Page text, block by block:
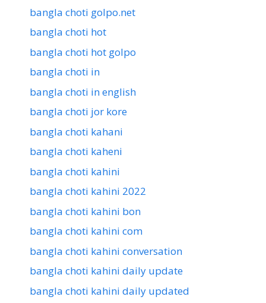
bangla choti golpo.net
bangla choti hot
bangla choti hot golpo
bangla choti in
bangla choti in english
bangla choti jor kore
bangla choti kahani
bangla choti kaheni
bangla choti kahini
bangla choti kahini 2022
bangla choti kahini bon
bangla choti kahini com
bangla choti kahini conversation
bangla choti kahini daily update
bangla choti kahini daily updated